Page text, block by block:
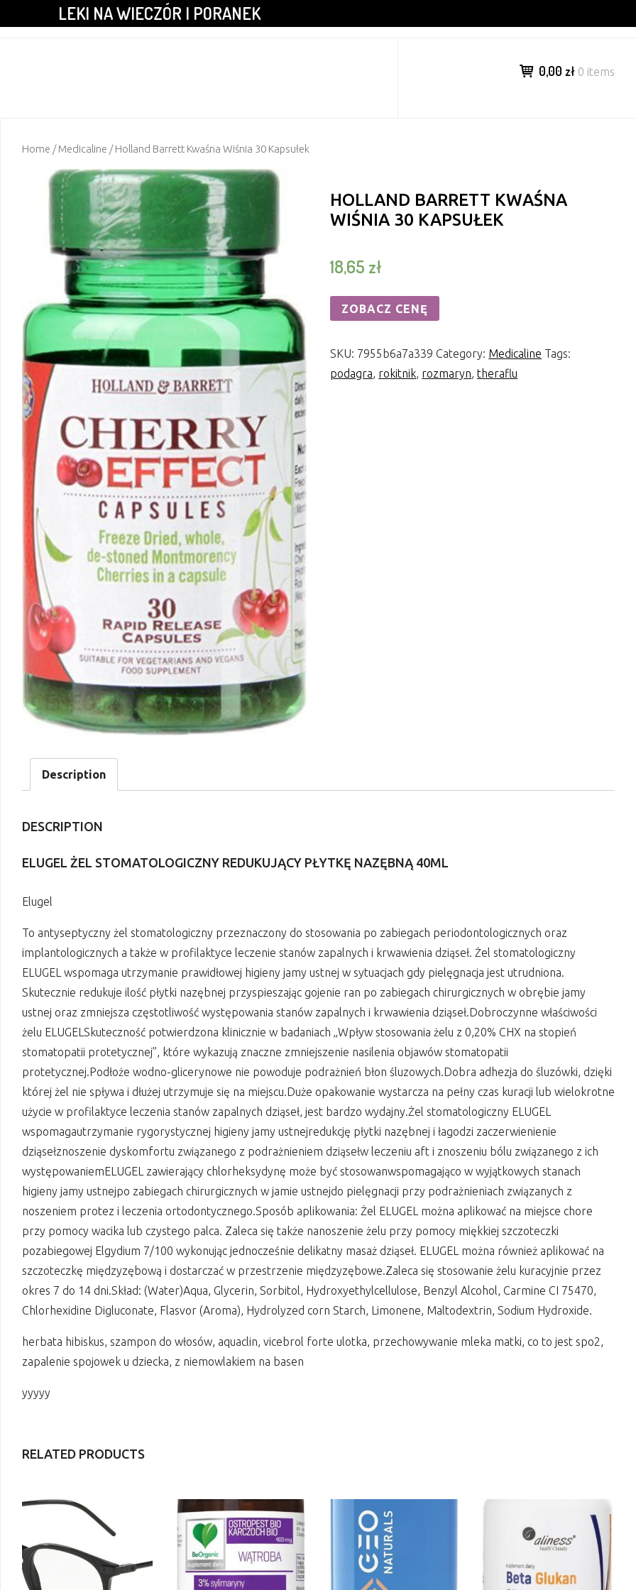
LEKI NA WIECZÓR I PORANEK
0,00 zł 0 items
Home /Medicaline / Holland Barrett Kwaśna Wiśnia 30 Kapsułek
HOLLAND BARRETT KWAŚNA
WIŚNIA 30 KAPSUŁEK
18,65 zł
ZOBACZ CENĘ
SKU: 7955b6a7a339 Category: Medicaline Tags:
podagra, rokitnik, rozmaryn,theraflu
Description
DESCRIPTION
ELUGEL ŻEL STOMATOLOGICZNY REDUKUJĄCY PŁYTKĘ NAZĘBNĄ 40ML
Elugel
To antyseptyczny żel stomatologiczny przeznaczony do stosowania po zabiegach periodontologicznych oraz
implantologicznych a także w profilaktyce leczenie stanów zapalnych i krwawienia dziąseł. Żel stomatologiczny
ELUGEL wspomaga utrzymanie prawidłowej higieny jamy ustnej w sytuacjach gdy pielęgnacja jest utrudniona.
Skutecznie redukuje ilość płytki nazębnej przyspieszając gojenie ran po zabiegach chirurgicznych w obrębie jamy
ustnej oraz zmniejsza częstotliwość występowania stanów zapalnych i krwawienia dziąseł.Dobroczynne właściwości
żelu ELUGELSkuteczność potwierdzona klinicznie w badaniach „Wpływ stosowania żelu z 0,20% CHX na stopień
stomatopatii protetycznej”, które wykazują znaczne zmniejszenie nasilenia objawów stomatopatii
protetycznej.Podłoże wodno-glicerynowe nie powoduje podrażnień błon śluzowych.Dobra adhezja do śluzówki, dzięki
której żel nie spływa i dłużej utrzymuje się na miejscu.Duże opakowanie wystarcza na pełny czas kuracji lub wielokrotne
użycie w profilaktyce leczenia stanów zapalnych dziąseł, jest bardzo wydajny.Żel stomatologiczny ELUGEL
wspomagautrzymanie rygorystycznej higieny jamy ustnejredukcję płytki nazębnej i łagodzi zaczerwienienie
dziąsełznoszenie dyskomfortu związanego z podrażnieniem dziąsełw leczeniu aft i znoszeniu bólu związanego z ich
występowaniemELUGEL zawierający chlorheksydynę może być stosowanwspomagająco w wyjątkowych stanach
higieny jamy ustnejpo zabiegach chirurgicznych w jamie ustnejdo pielęgnacji przy podrażnieniach związanych z
noszeniem protez i leczenia ortodontycznego.Sposób aplikowania: Żel ELUGEL można aplikować na miejsce chore
przy pomocy wacika lub czystego palca. Zaleca się także nanoszenie żelu przy pomocy miękkiej szczoteczki
pozabiegowej Elgydium 7/100 wykonując jednocześnie delikatny masaż dziąseł. ELUGEL można również aplikować na
szczoteczkę międzyzębową i dostarczać w przestrzenie międzyzębowe.Zaleca się stosowanie żelu kuracyjnie przez
okres 7 do 14 dni.Skład: (Water)Aqua, Glycerin, Sorbitol, Hydroxyethylcellulose, Benzyl Alcohol, Carmine CI 75470,
Chlorhexidine Digluconate, Flasvor (Aroma), Hydrolyzed corn Starch, Limonene, Maltodextrin, Sodium Hydroxide.
herbata hibiskus, szampon do włosów, aquaclin, vicebrol forte ulotka, przechowywanie mleka matki, co to jest spo2,
zapalenie spojowek u dziecka, z niemowlakiem na basen
yyyyy
RELATED PRODUCTS